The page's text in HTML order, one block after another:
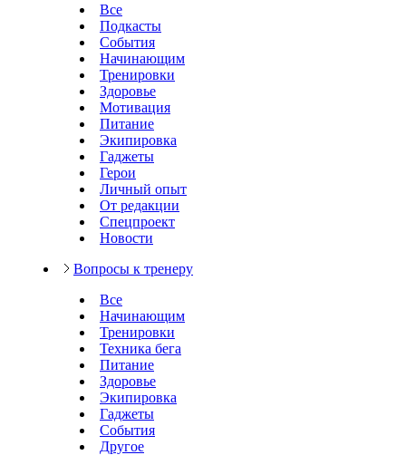
Все
Подкасты
События
Начинающим
Тренировки
Здоровье
Мотивация
Питание
Экипировка
Гаджеты
Герои
Личный опыт
От редакции
Спецпроект
Новости
Вопросы к тренеру
Все
Начинающим
Тренировки
Техника бега
Питание
Здоровье
Экипировка
Гаджеты
События
Другое